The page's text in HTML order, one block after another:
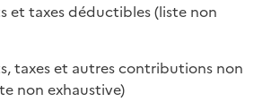
et taxes déductibles (liste non
taxes et autres contributions non
non exhaustive)